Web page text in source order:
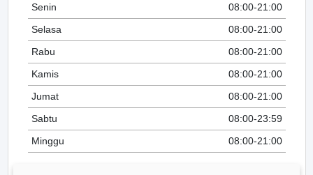
Senin
08:00-21:00
Selasa
08:00-21:00
Rabu
08:00-21:00
Kamis
08:00-21:00
Jumat
08:00-21:00
Sabtu
08:00-23:59
Minggu
08:00-21:00